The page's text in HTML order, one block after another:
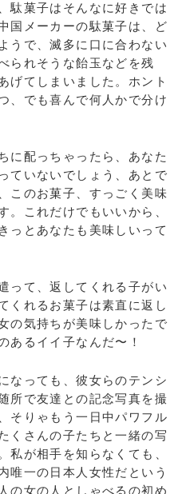
駄菓子はそんなに好きでは
国メーカーの駄菓子は、ど
うで、滅多に口に合わない
られそうな飴玉などを残
げてしまいました。ホント
、でも喜んで何人かで分け
に配っちゃったら、あなた
ていないでしょう、あとで
のお菓子、すっごく美味
。これだけでもいいから、
っとあなたも美味しいって
って、返してくれる子がい
くれるお菓子は素直に返し
の気持ちが美味しかったで
あるイイ子なんだ〜！
なっても、彼女らのテンシ
所で友達との記念写真を撮
そりゃもう一日中パワフル
くさんの子たちと一緒の写
私が相手を知らなくても、
唯一の日本人女性だという
の女の人としゃべるの初め